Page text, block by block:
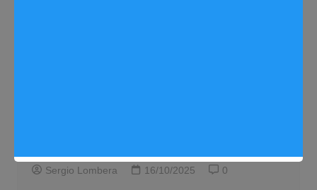
Sergio Lombera 16/10/2025 0